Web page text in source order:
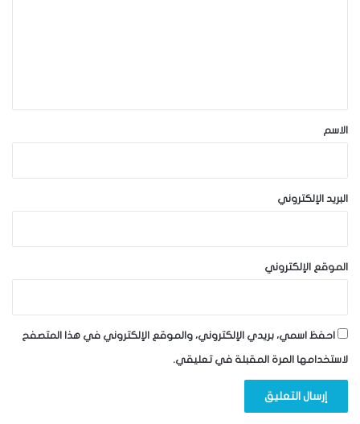
*الاسم
البريد الإلكتروني
الموقع الإلكتروني
احفظ اسمي، بريدي الإلكتروني، والموقع الإلكتروني في هذا المتصفح
لاستخدامها المرة المقبلة في تعليقي.